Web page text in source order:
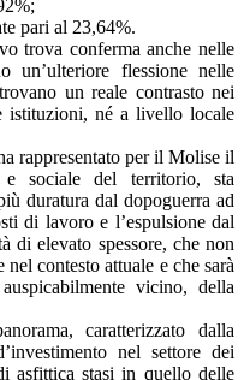
pari al 23,64%.
trova conferma anche nelle
un’ulteriore flessione nelle
un reale contrasto nei
istituzioni, né a livello locale
rappresentato per il Molise il
sociale del territorio, sta
duratura dal dopoguerra ad
di lavoro e l’espulsione dal
di elevato spessore, che non
contesto attuale e che sarà
vicino, della
caratterizzato dalla
nel settore dei
asfittica stasi in quello delle